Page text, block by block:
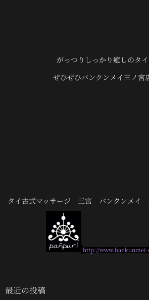
がっつりしっかり癒しのタ
ぜひぜひバンクンメイ三ノ
タイ古式マッサージ 三宮 バンクンメイ
http://
最近の投稿